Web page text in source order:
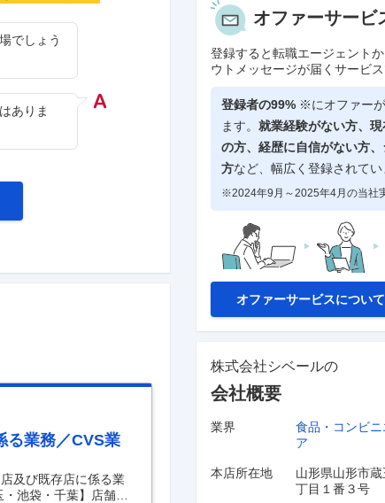
でしょう
ありま
る業務／CVS業
及び既存店に係る業
池袋・千葉】店舗建
オファーサービ
登録すると転職エージェント
ウトメッセージが届くサービス
登録者の99% ※にオファー
ます。 就業経験がない方、現
の方、 経歴に自信がない方
方など、幅広く登録されてい
※2024年9月～2025年4月の当社
オファーサービスについ
株式会社シベールの
会社概要
業界
食品・コンビニ
ア
本店所在地
山形県山形市蔵
丁目１番３号